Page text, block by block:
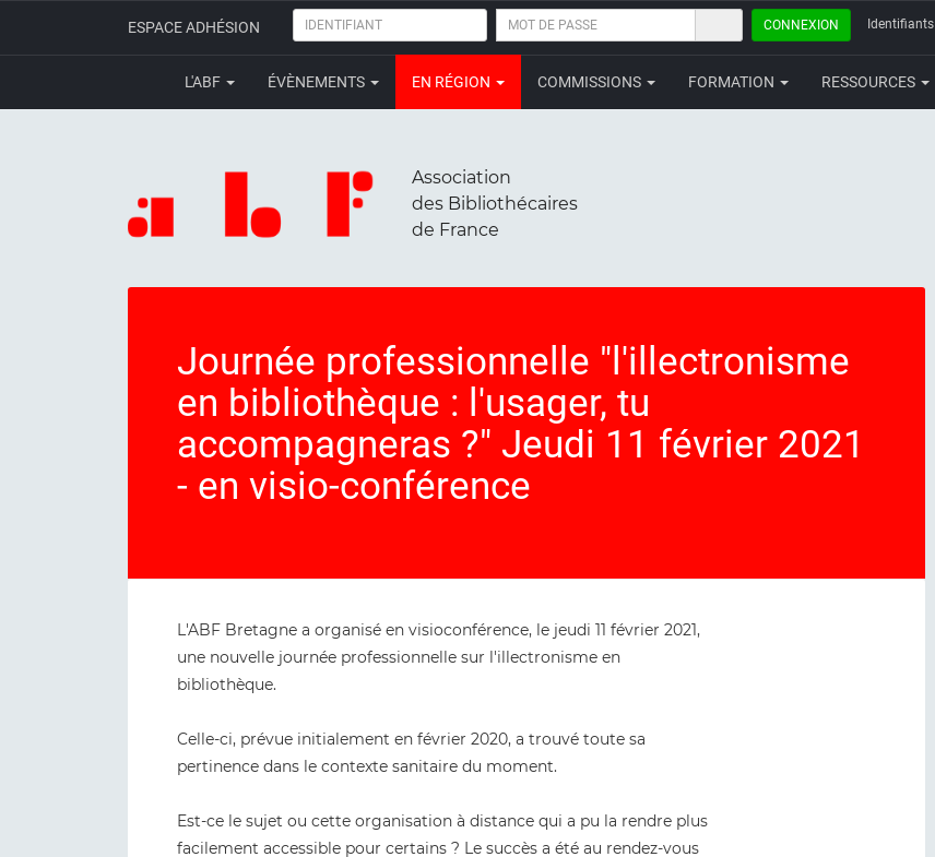
ESPACE ADHÉSION IDENTIFIANT
MOT
PASSE
CONNEXION
L'ABF ÉVÈNEMENTS EN RÉGION COMMISSIONS FORMATION RESSOURCES
Association
des Bibliothécaires
de France
Journée professionnelle "l'illectronisme
en bibliothèque : l'usager, tu
accompagneras ?" Jeudi 11 février 2021
- en visio-conférence
L'ABF Bretagne a organisé en visioconférence, le jeudi 11 février 2021,
une nouvelle journée professionnelle sur l'illectronisme en
bibliothèque.
Celle-ci, prévue initialement en février 2020, a trouvé toute sa
pertinence dans le contexte sanitaire du moment.
Est-ce le sujet ou cette organisation à distance qui a pu la rendre plus
facilement accessible pour certains ? Le succès a été au rendez-vous